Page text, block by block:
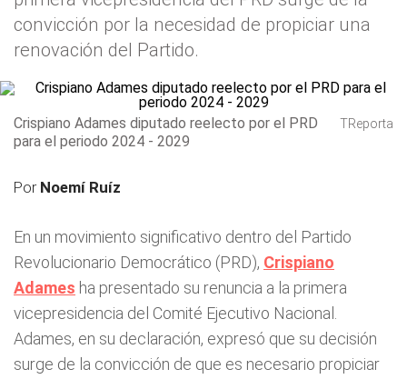
convicción por la necesidad de propiciar una
renovación del Partido.
Crispiano Adames diputado reelecto por el PRD
para el periodo 2024 - 2029
TReporta
Por Noemí Ruíz
En un movimiento significativo dentro del Partido
Revolucionario Democrático (PRD), Crispiano
Adames ha presentado su renuncia a la primera
vicepresidencia del Comité Ejecutivo Nacional.
Adames, en su declaración, expresó que su decisión
surge de la convicción de que es necesario propiciar